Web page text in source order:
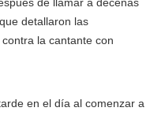
detallaron las
la cantante con
en el día al comenzar a